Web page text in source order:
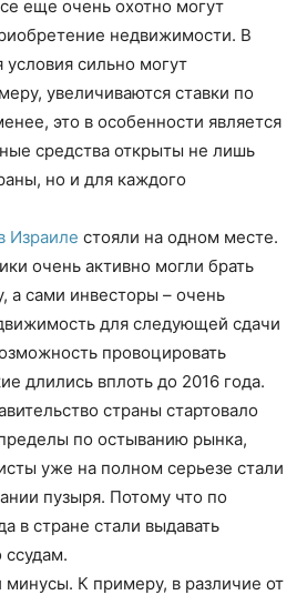
еще очень охотно могут
недвижимости. В
сильно могут
увеличиваются ставки по
это в особенности является
средства открыты не лишь
но и для каждого
Израиле стояли на одном месте.
очень активно могли брать
а сами инвесторы – очень
для следующей сдачи
провоцировать
длились вплоть до 2016 года.
страны стартовало
по остыванию рынка,
уже на полном серьезе стали
пузыря. Потому что по
в стране стали выдавать
К примеру, в различие от